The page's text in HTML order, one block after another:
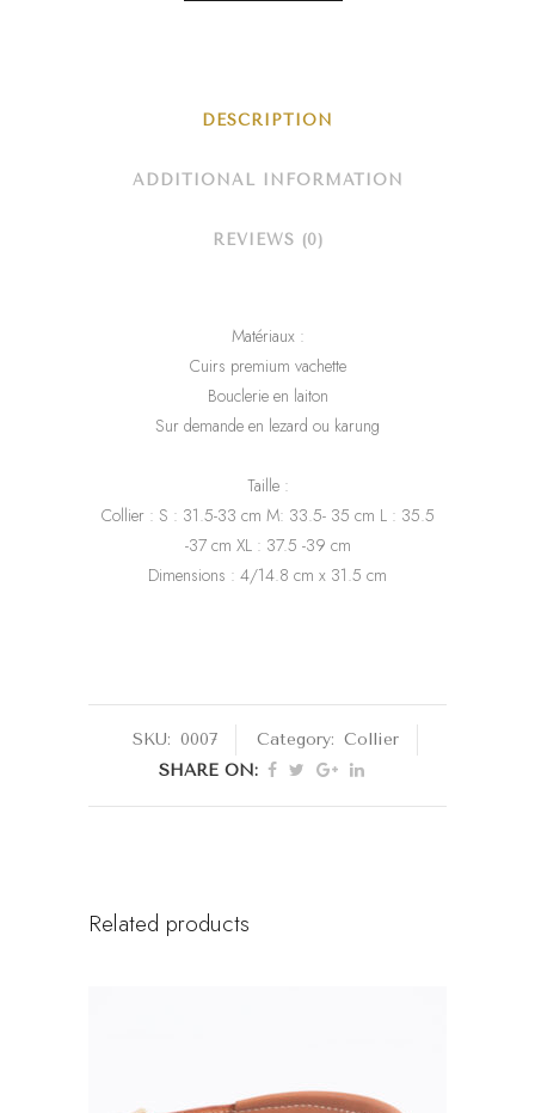
DESCRIPTION
ADDITIONAL INFORMATION
REVIEWS (0)
Matériaux :
Cuirs premium vachette
Bouclerie en laiton
Sur demande en lezard ou karung
Taille :
Collier : S : 31.5-33 cm M: 33.5- 35 cm L : 35.5
-37 cm XL : 37.5 -39 cm
Dimensions : 4/14.8 cm x 31.5 cm
SKU: 0007 Category: Collier
SHARE ON:
Related products